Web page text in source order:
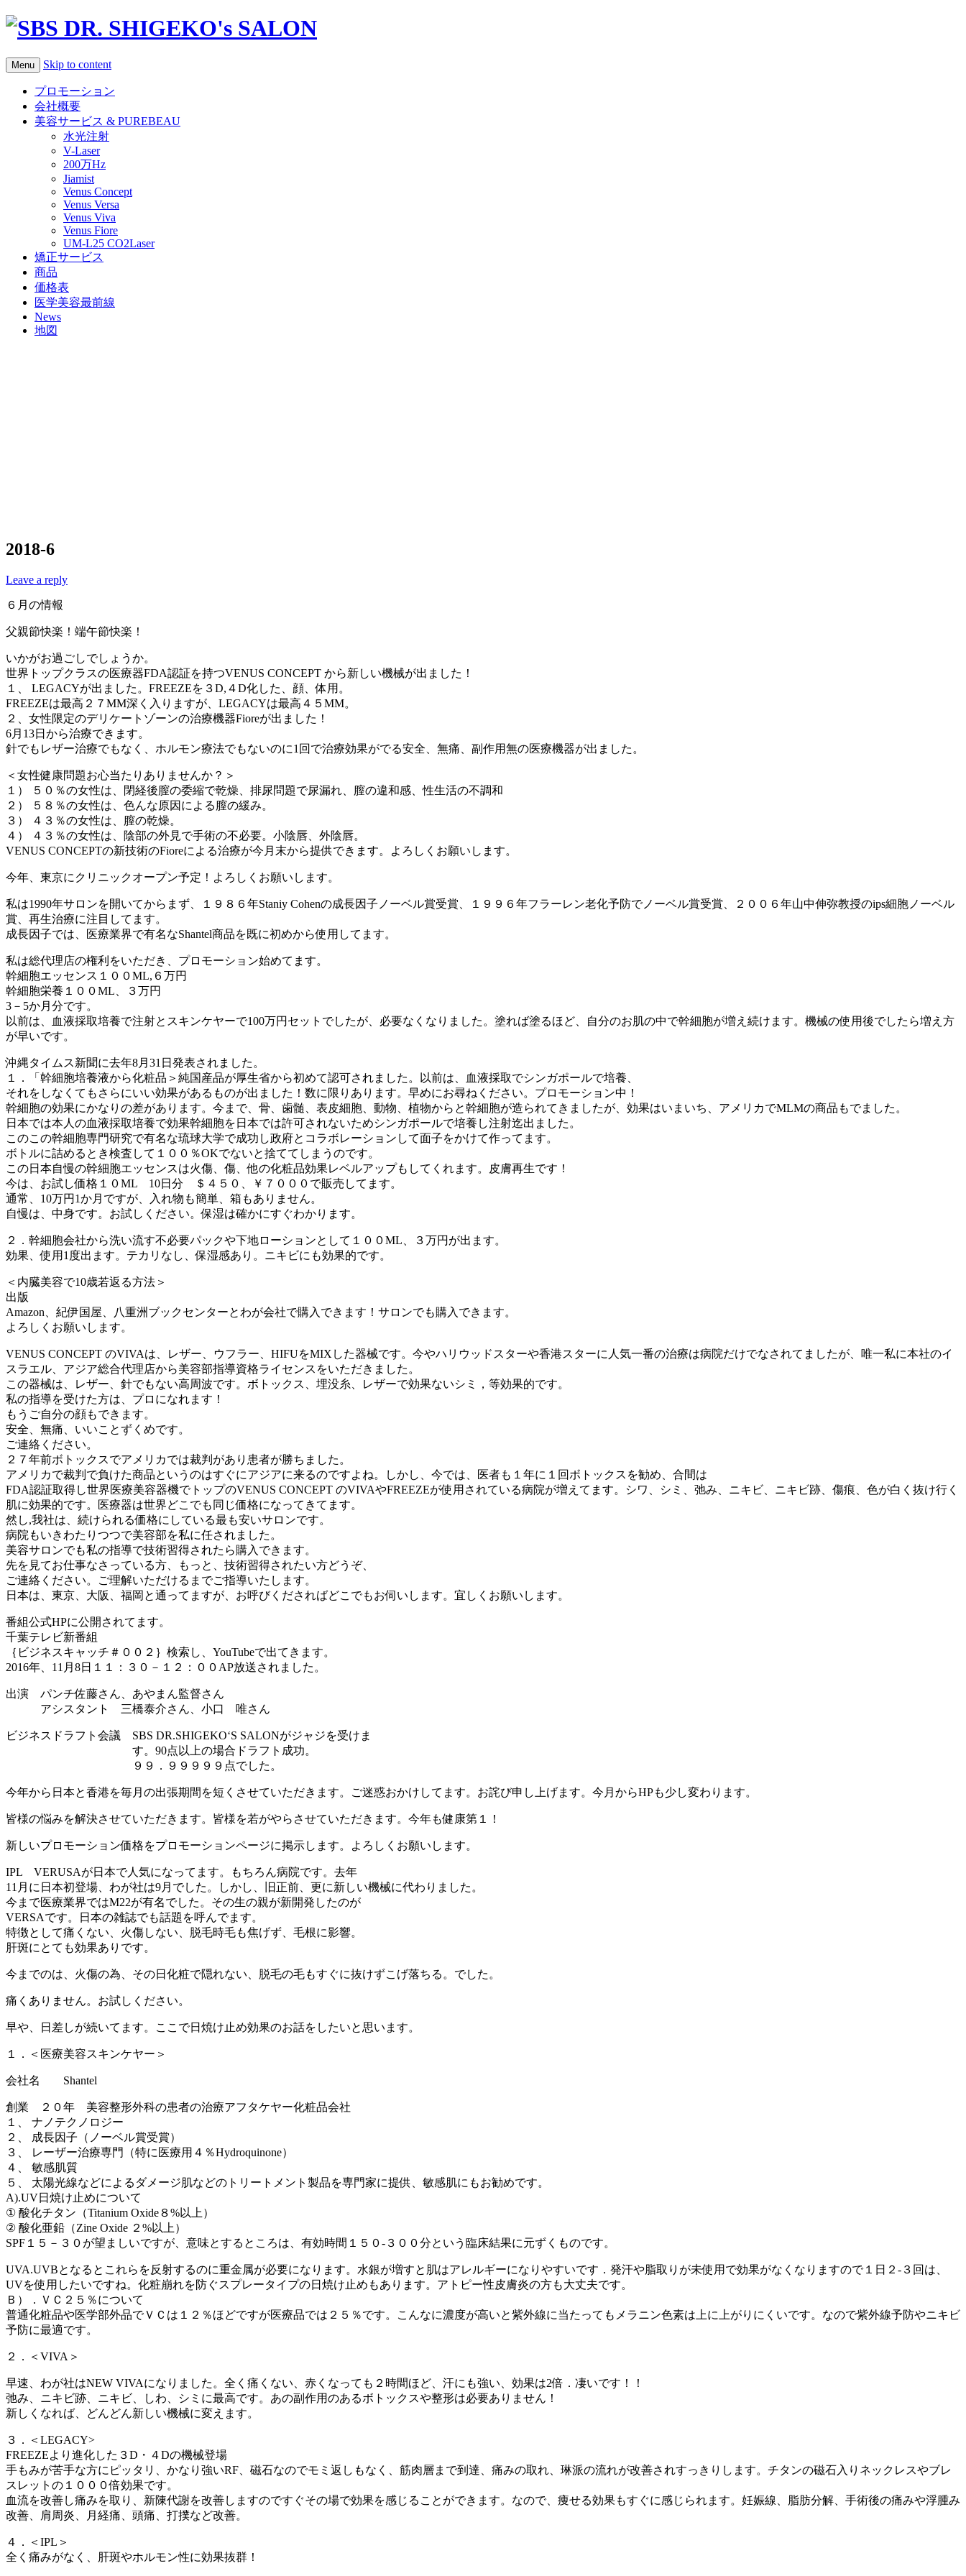
Menu Skip to content
プロモーション
会社概要
美容サービス & PUREBEAU
水光注射
V-Laser
200万Hz
Jiamist
Venus Concept
Venus Versa
Venus Viva
Venus Fiore
UM-L25 CO2Laser
矯正サービス
商品
価格表
医学美容最前線
News
地図
2018-6
Leave a reply
６月の情報
父親節快楽！端午節快楽！
いかがお過ごしでしょうか。
世界トップクラスの医療器FDA認証を持つVENUS CONCEPT から新しい機械が出ました！
１、 LEGACYが出ました。FREEZEを３D,４D化した、顔、体用。
FREEZEは最高２７MM深く入りますが、LEGACYは最高４５MM。
２、女性限定のデリケートゾーンの治療機器Fioreが出ました！
6月13日から治療できます。
針でもレザー治療でもなく、ホルモン療法でもないのに1回で治療効果がでる安全、無痛、副作用無の医療機器が出ました。
＜女性健康問題お心当たりありませんか？＞
１） ５０％の女性は、閉経後膣の委縮で乾燥、排尿問題で尿漏れ、膣の違和感、性生活の不調和
２） ５８％の女性は、色んな原因による膣の緩み。
３） ４３％の女性は、膣の乾燥。
４） ４３％の女性は、陰部の外見で手術の不必要。小陰唇、外陰唇。
VENUS CONCEPTの新技術のFioreによる治療が今月末から提供できます。よろしくお願いします。
今年、東京にクリニックオープン予定！よろしくお願いします。
私は1990年サロンを開いてからまず、１９８６年Staniy Cohenの成長因子ノーベル賞受賞、１９９６年フラーレン老化予防でノーベル賞受賞、２００６年山中伸弥教授のips細胞ノーベル
賞、再生治療に注目してます。
成長因子では、医療業界で有名なShantel商品を既に初めから使用してます。
私は総代理店の権利をいただき、プロモーション始めてます。
幹細胞エッセンス１００ML,６万円
幹細胞栄養１００ML、３万円
3－5か月分です。
以前は、血液採取培養で注射とスキンケヤーで100万円セットでしたが、必要なくなりました。塗れば塗るほど、自分のお肌の中で幹細胞が増え続けます。機械の使用後でしたら増え方
が早いです。
沖縄タイムス新聞に去年8月31日発表されました。
１．「幹細胞培養液から化粧品＞純国産品が厚生省から初めて認可されました。以前は、血液採取でシンガポールで培養、
それをしなくてもさらにいい効果があるものが出ました！数に限りあります。早めにお尋ねください。プロモーション中！
幹細胞の効果にかなりの差があります。今まで、骨、歯髄、表皮細胞、動物、植物からと幹細胞が造られてきましたが、効果はいまいち、アメリカでMLMの商品もでました。
日本では本人の血液採取培養で効果幹細胞を日本では許可されないためシンガポールで培養し注射迄出ました。
このこの幹細胞専門研究で有名な琉球大学で成功し政府とコラボレーションして面子をかけて作ってます。
ボトルに詰めるとき検査して１００％OKでないと捨ててしまうのです。
この日本自慢の幹細胞エッセンスは火傷、傷、他の化粧品効果レベルアップもしてくれます。皮膚再生です！
今は、お試し価格１０ML 10日分 ＄４５０、￥７０００で販売してます。
通常、10万円1か月ですが、入れ物も簡単、箱もありません。
自慢は、中身です。お試しください。保湿は確かにすぐわかります。
２．幹細胞会社から洗い流す不必要パックや下地ローションとして１００ML、３万円が出ます。
効果、使用1度出ます。テカリなし、保湿感あり。ニキビにも効果的です。
＜内臓美容で10歳若返る方法＞
出版
Amazon、紀伊国屋、八重洲ブックセンターとわが会社で購入できます！サロンでも購入できます。
よろしくお願いします。
VENUS CONCEPT のVIVAは、レザー、ウフラー、HIFUをMIXした器械です。今やハリウッドスターや香港スターに人気一番の治療は病院だけでなされてましたが、唯一私に本社のイ
スラエル、アジア総合代理店から美容部指導資格ライセンスをいただきました。
この器械は、レザー、針でもない高周波です。ボトックス、埋没糸、レザーで効果ないシミ，等効果的です。
私の指導を受けた方は、プロになれます！
もうご自分の顔もできます。
安全、無痛、いいことずくめです。
ご連絡ください。
２７年前ボトックスでアメリカでは裁判があり患者が勝ちました。
アメリカで裁判で負けた商品というのはすぐにアジアに来るのですよね。しかし、今では、医者も１年に１回ボトックスを勧め、合間は
FDA認証取得し世界医療美容器機でトップのVENUS CONCEPT のVIVAやFREEZEが使用されている病院が増えてます。シワ、シミ、弛み、ニキビ、ニキビ跡、傷痕、色が白く抜け行く
肌に効果的です。医療器は世界どこでも同じ価格になってきてます。
然し,我社は、続けられる価格にしている最も安いサロンです。
病院もいきわたりつつで美容部を私に任されました。
美容サロンでも私の指導で技術習得されたら購入できます。
先を見てお仕事なさっている方、もっと、技術習得されたい方どうぞ、
ご連絡ください。ご理解いただけるまでご指導いたします。
日本は、東京、大阪、福岡と通ってますが、お呼びくださればどこでもお伺いします。宜しくお願いします。
番組公式HPに公開されてます。
千葉テレビ新番組
｛ビジネスキャッチ＃００２｝検索し、YouTubeで出てきます。
2016年、11月8日１１：３０－１２：００AP放送されました。
出演 パンチ佐藤さん、あやまん監督さん
アシスタント 三橋泰介さん、小口 唯さん
ビジネスドラフト会議 SBS DR.SHIGEKO‘S SALONがジャジを受けま
す。90点以上の場合ドラフト成功。
９９．９９９９９点でした。
今年から日本と香港を毎月の出張期間を短くさせていただきます。ご迷惑おかけしてます。お詫び申し上げます。今月からHPも少し変わります。
皆様の悩みを解決させていただきます。皆様を若がやらさせていただきます。今年も健康第１！
新しいプロモーション価格をプロモーションページに掲示します。よろしくお願いします。
IPL VERUSAが日本で人気になってます。もちろん病院です。去年
11月に日本初登場、わが社は9月でした。しかし、旧正前、更に新しい機械に代わりました。
今まで医療業界ではM22が有名でした。その生の親が新開発したのが
VERSAです。日本の雑誌でも話題を呼んでます。
特徴として痛くない、火傷しない、脱毛時毛も焦げず、毛根に影響。
肝斑にとても効果ありです。
今までのは、火傷の為、その日化粧で隠れない、脱毛の毛もすぐに抜けずこげ落ちる。でした。
痛くありません。お試しください。
早や、日差しが続いてます。ここで日焼け止め効果のお話をしたいと思います。
１．＜医療美容スキンケヤー＞
会社名 Shantel
創業 ２０年 美容整形外科の患者の治療アフタケヤー化粧品会社
１、 ナノテクノロジー
２、 成長因子（ノーベル賞受賞）
３、 レーザー治療専門（特に医療用４％Hydroquinone）
４、 敏感肌質
５、 太陽光線などによるダメージ肌などのトリートメント製品を専門家に提供、敏感肌にもお勧めです。
A).UV日焼け止めについて
① 酸化チタン（Titanium Oxide８%以上）
② 酸化亜鉛（Zine Oxide ２%以上）
SPF１５－３０が望ましいですが、意味とするところは、有効時間１５０-３００分という臨床結果に元ずくものです。
UVA.UVBとなるとこれらを反射するのに重金属が必要になります。水銀が増すと肌はアレルギーになりやすいです．発汗や脂取りが未使用で効果がなくなりますので１日２-３回は、
UVを使用したいですね。化粧崩れを防ぐスプレータイプの日焼け止めもあります。アトピー性皮膚炎の方も大丈夫です。
Ｂ）．ＶＣ２５％について
普通化粧品や医学部外品でＶＣは１２％ほどですが医療品では２５％です。こんなに濃度が高いと紫外線に当たってもメラニン色素は上に上がりにくいです。なので紫外線予防やニキビ
予防に最適です。
２．＜VIVA＞
早速、わが社はNEW VIVAになりました。全く痛くない、赤くなっても２時間ほど、汗にも強い、効果は2倍．凄いです！！
弛み、ニキビ跡、ニキビ、しわ、シミに最高です。あの副作用のあるボトックスや整形は必要ありません！
新しくなれば、どんどん新しい機械に変えます。
３．＜LEGACY>
FREEZEより進化した３D・４Dの機械登場
手もみが苦手な方にピッタリ、かなり強いRF、磁石なのでモミ返しもなく、筋肉層まで到達、痛みの取れ、琳派の流れが改善されすっきりします。チタンの磁石入りネックレスやブレ
スレットの１０００倍効果です。
血流を改善し痛みを取り、新陳代謝を改善しますのですぐその場で効果を感じることができます。なので、痩せる効果もすぐに感じられます。妊娠線、脂肪分解、手術後の痛みや浮腫み
改善、肩周炎、月経痛、頭痛、打撲など改善。
４．＜IPL＞
全く痛みがなく、肝斑やホルモン性に効果抜群！